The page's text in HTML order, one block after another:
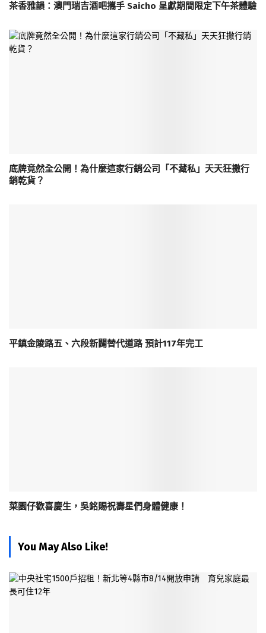
茶香雅韻：澳門瑞吉酒吧攜手 Saicho 呈獻期間限定下午茶體驗
底牌竟然全公開！為什麼這家行銷公司「不藏私」天天狂撒行
銷乾貨？
平鎮金陵路五、六段新闢替代道路 預計117年完工
菜園仔歡喜慶生，吳銘賜祝壽星們身體健康！
You May Also Like!